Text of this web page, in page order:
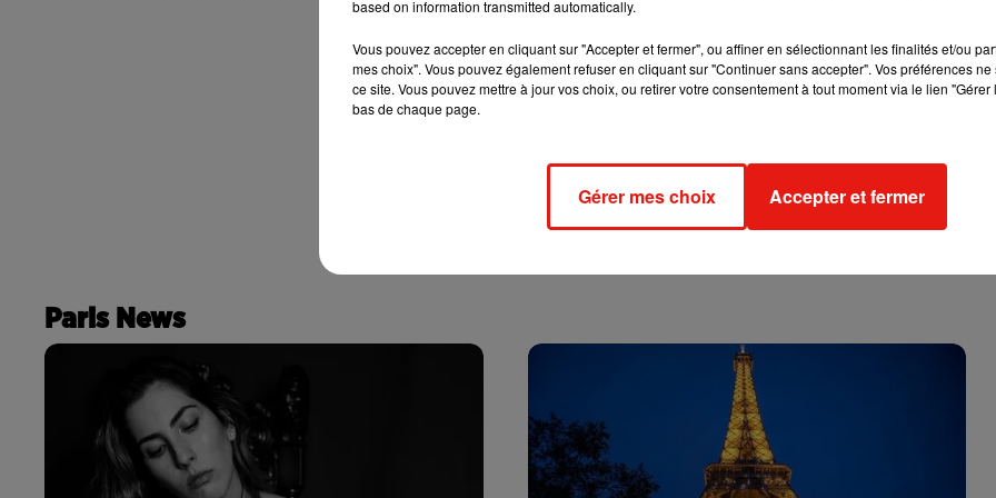
Paris News
based on information transmitted automatically.
Vous pouvez accepter en cliquant sur "Accepter et fermer", ou affiner en sélectionnant les finalités et/ou
mes choix". Vous pouvez également refuser en cliquant sur "Continuer sans accepter". Vos préférences
ce site. Vous pouvez mettre à jour vos choix, ou retirer votre consentement à tout moment via le lien
bas de chaque page.
Gérer mes choix Accepter et fermer